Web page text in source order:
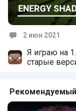
2 июн 2021
Я играю на
старые
лучшим!
Рекомендуемый